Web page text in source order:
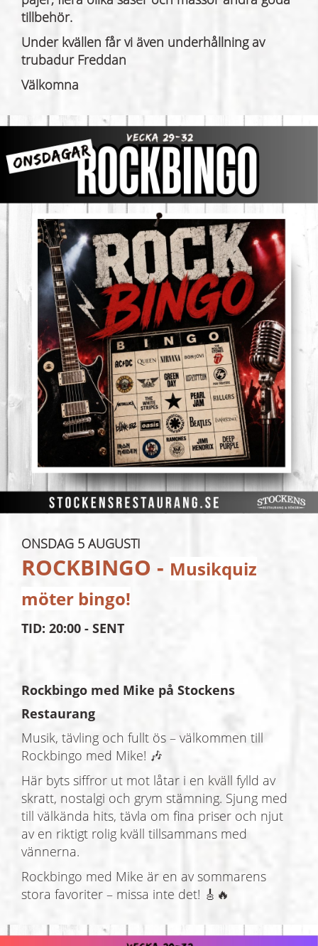
tillbehör.
Under kvällen får vi även underhållning av
trubadur Freddan
Välkomna
ONSDAG 5 AUGUSTI
ROCKBINGO - Musikquiz
möter bingo!
TID: 20:00 - SENT
Rockbingo med Mike på Stockens
Restaurang
Musik, tävling och fullt ös – välkommen till
Rockbingo med Mike! 🎶
Här byts siffror ut mot låtar i en kväll fylld av
skratt, nostalgi och grym stämning. Sjung med
till välkända hits, tävla om fina priser och njut
av en riktigt rolig kväll tillsammans med
vännerna.
Rockbingo med Mike är en av sommarens
stora favoriter – missa inte det! 🎸🔥